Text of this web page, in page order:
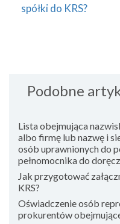
spółki do KRS?
Podobne
Lista obejmująca
albo firmę lub nazwę i
osób uprawnionych do
pełnomocnika do
Jak przygotować
KRS?
Oświadczenie osób
prokurentów